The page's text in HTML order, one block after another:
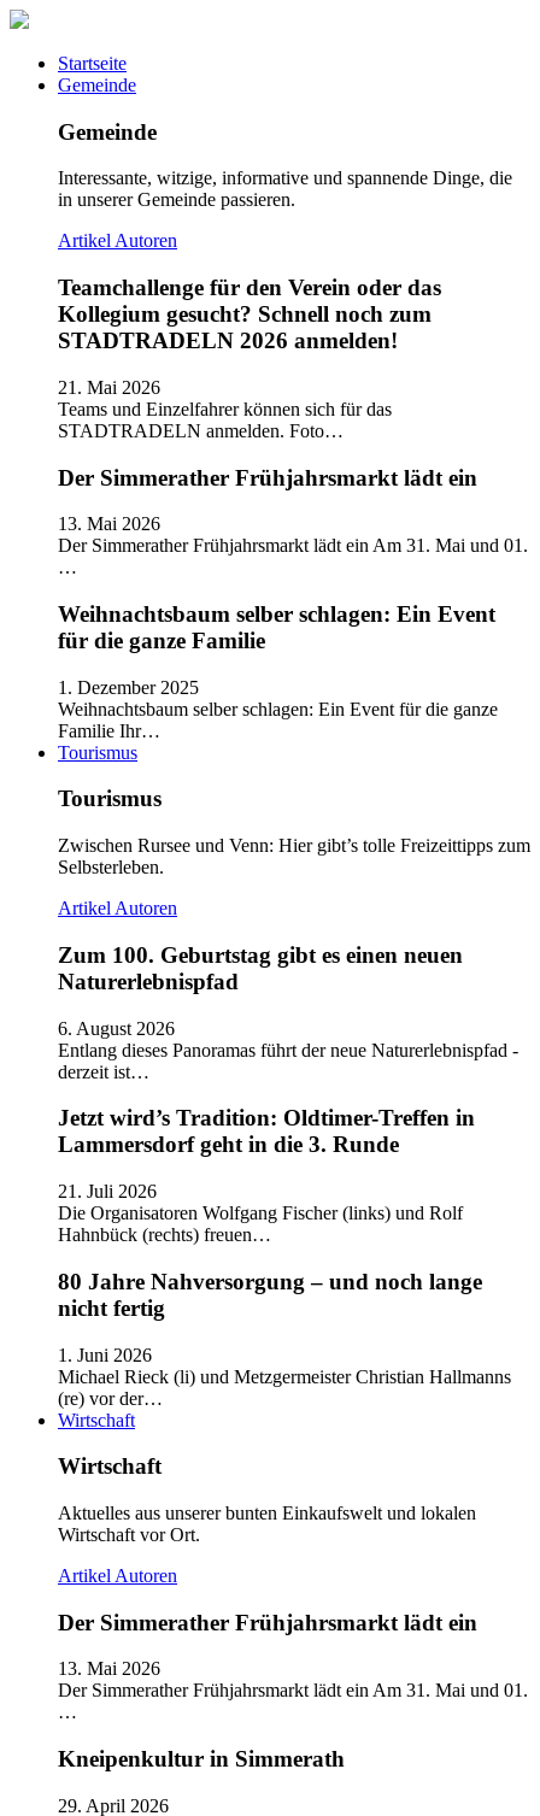
Startseite
Gemeinde
Gemeinde
Interessante, witzige, informative und spannende Dinge, die
in unserer Gemeinde passieren.
ArtikelAutoren
Teamchallenge für den Verein oder das
Kollegium gesucht? Schnell noch zum
STADTRADELN 2026 anmelden!
21. Mai 2026
Teams und Einzelfahrer können sich für das
STADTRADELN anmelden. Foto…
Der Simmerather Frühjahrsmarkt lädt ein
13. Mai 2026
Der Simmerather Frühjahrsmarkt lädt ein Am 31. Mai und 01.
…
Weihnachtsbaum selber schlagen: Ein Event
für die ganze Familie
1. Dezember 2025
Weihnachtsbaum selber schlagen: Ein Event für die ganze
Familie Ihr…
Tourismus
Tourismus
Zwischen Rursee und Venn: Hier gibt’s tolle Freizeittipps zum
Selbsterleben.
Artikel Autoren
Zum 100. Geburtstag gibt es einen neuen
Naturerlebnispfad
6. August 2026
Entlang dieses Panoramas führt der neue Naturerlebnispfad -
derzeit ist…
Jetzt wird’s Tradition: Oldtimer-Treffen in
Lammersdorf geht in die 3. Runde
21. Juli 2026
Die Organisatoren Wolfgang Fischer (links) und Rolf
Hahnbück (rechts) freuen…
80 Jahre Nahversorgung – und noch lange
nicht fertig
1. Juni 2026
Michael Rieck (li) und Metzgermeister Christian Hallmanns
(re) vor der…
Wirtschaft
Wirtschaft
Aktuelles aus unserer bunten Einkaufswelt und lokalen
Wirtschaft vor Ort.
Artikel Autoren
Der Simmerather Frühjahrsmarkt lädt ein
13. Mai 2026
Der Simmerather Frühjahrsmarkt lädt ein Am 31. Mai und 01.
…
Kneipenkultur in Simmerath
29. April 2026